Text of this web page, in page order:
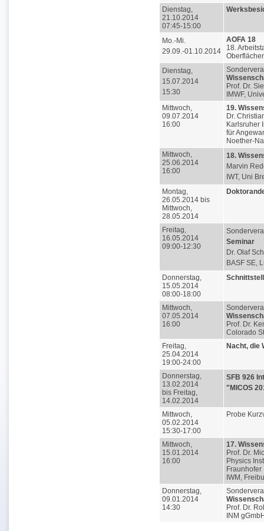
Dienstag,
21.10.2014
07:45-15:00
Mo.-Mi.
29.09.-01.10.2014
AOFA 18
18.
Dienstag,
15.07.2014
15:30
Prof. Dr.
IMWF,
Mittwoch,
09.07.2014
16:00
19.
Dr.
Karlsruher
für
Noether-
Mittwoch,
25.06.2014
16:00
18.
Marvin
IWT, Uni
Montag,
26.05.2014 bis
Mittwoch,
28.05.2014
Freitag,
16.05.2014
09:00-12:30
Seminar
Dr. Olaf
BASF SE,
Donnerstag,
15.05.2014
08:00-18:00
Mittwoch,
07.05.2014
16:00
Prof. Dr.
Colorado
Freitag,
25.04.2014
19:00-24:00
Nacht, die
Donnerstag,
13.02.2014
bis Freitag,
14.02.2014
SFB 926
"MICOS
Mittwoch,
05.02.2014
15:30-17:00
Probe
Mittwoch,
15.01.2014
16:00
17.
Prof. Dr.
Physics
IWM,
Donnerstag,
09.01.2014
14:30
Prof. Dr.
INM